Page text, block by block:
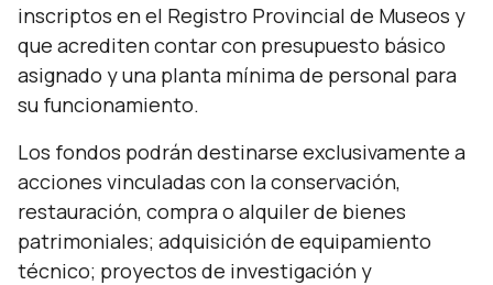
inscriptos en el Registro Provincial de Museos y
que acrediten contar con presupuesto básico
asignado y una planta mínima de personal para
su funcionamiento.
Los fondos podrán destinarse exclusivamente a
acciones vinculadas con la conservación,
restauración, compra o alquiler de bienes
patrimoniales; adquisición de equipamiento
técnico; proyectos de investigación y